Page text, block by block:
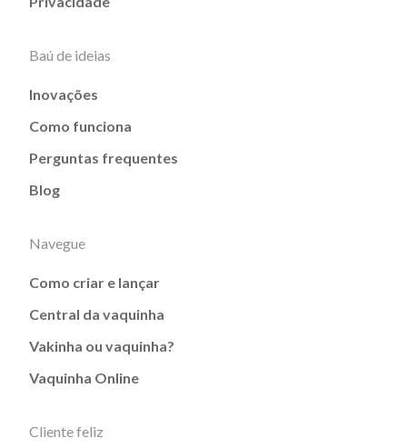
Baú de ideias
Inovações
Como funciona
Perguntas frequentes
Blog
Navegue
Como criar e lançar
Central da vaquinha
Vakinha ou vaquinha?
Vaquinha Online
Cliente feliz